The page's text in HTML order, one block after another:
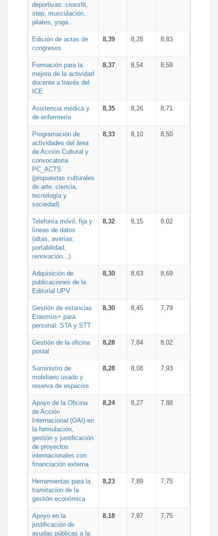
deportivas: crossfit,
step, musculación,
pilates, yoga...
Edición de actas de
congresos
8,39 8,28 8,83
Formación para la
mejora de la actividad
docente a través del
ICE
8,37 8,54 8,59
Asistencia médica y
de enfermería
8,35 8,26 8,71
Programación de
actividades del área
de Acción Cultural y
convocatoria
PC_ACTS
(propuestas culturales
de arte, ciencia,
tecnología y
sociedad)
8,33 8,10 8,50
Telefonía móvil, fija y
líneas de datos
(altas, averías,
portabilidad,
renovación...)
8,32 8,15 8,02
Adquisición de
publicaciones de la
Editorial UPV
8,30 8,63 8,69
Gestión de estancias
Erasmus+ para
personal: STA y STT
8,30 8,45 7,79
Gestión de la oficina
postal
8,28 7,84 8,02
Suministro de
mobiliario usado y
reserva de espacios
8,28 8,08 7,93
Apoyo de la Oficina
de Acción
Internacional (OAI) en
la formulación,
gestión y justificación
de proyectos
internacionales con
financiación externa
8,24 8,27 7,88
Herramientas para la
tramitación de la
gestión económica
8,23 7,89 7,75
Apoyo en la
justificación de
ayudas públicas a la
8,18 7,97 7,75